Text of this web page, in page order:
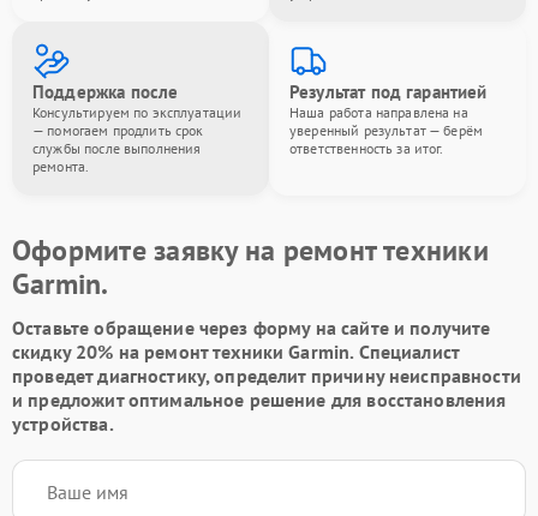
Поддержка после
Консультируем по эксплуатации
— помогаем продлить срок
службы после выполнения
ремонта.
Результат под гарантией
Наша работа направлена на
уверенный результат — берём
ответственность за итог.
Оформите заявку на ремонт техники
Garmin.
Оставьте обращение через форму на сайте и получите
скидку 20% на ремонт техники Garmin. Специалист
проведет диагностику, определит причину неисправности
и предложит оптимальное решение для восстановления
устройства.